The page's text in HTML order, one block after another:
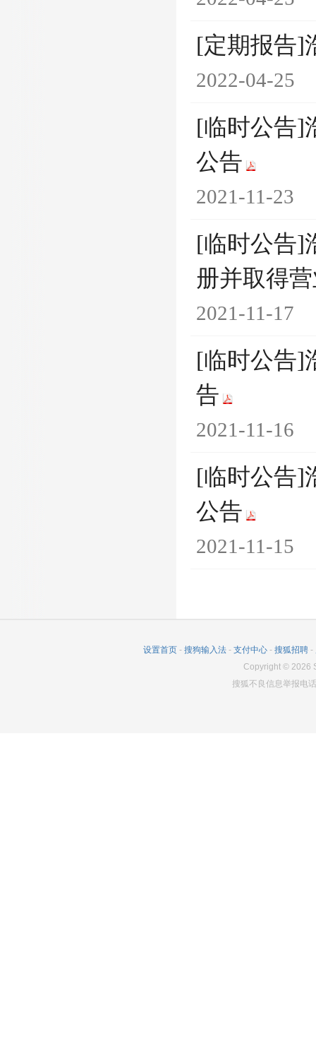
[定期报告]
2022-04-25
[临时公告]
公告
2021-11-23
[临时公告]
册并取得
2021-11-17
[临时公告]
告
2021-11-16
[临时公告]
公告
2021-11-15
设置首页 - 搜狗输入法 - 支付中心 - 搜狐招聘 -
Copyright © 2026
搜狐不良信息举报电